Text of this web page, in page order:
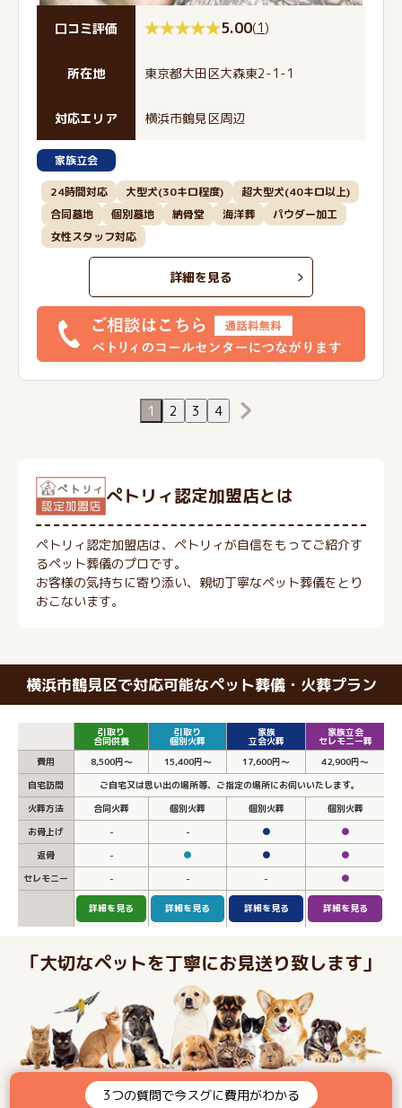
口コミ評価 5.00(1)
所在地 東京都大田区大森東2-1-1
対応エリア 横浜市鶴見区周辺
家族立会
24時間対応 大型犬(30キロ程度)
超大型犬(40キロ以上)
合同墓地
個別墓地 納骨堂 海洋葬
パウダー加工
女性スタッフ対応
詳細を見る
1 2 3 4
ぺトリィ認定加盟店とは
ペトリィ認定加盟店は、ペトリィが自信をもってご紹介す
るペット葬儀のプロです。
お客様の気持ちに寄り添い、親切丁寧なペット葬儀をとり
おこないます。
横浜市鶴見区で対応可能なペット葬儀・火葬プラン
引取り
合同供養
引取り
個別火葬
家族
立会火葬
家族立会
セレモニー葬
費用
8,500円～ 15,400円～ 17,600円～
42,900円～
自宅訪問
ご自宅又は思い出の場所等、ご指定の場所にお伺いいたします。
火葬方法
合同火葬 個別火葬 個別火葬
個別火葬
お骨上げ
- - ●
●
返骨
- ● ●
●
セレモニー
- - - ●
詳細を見る 詳細を見る 詳細を見る 詳細を見る
「大切なペットを丁寧にお見送り致します」
3つの質問で今スグに費用がわかる